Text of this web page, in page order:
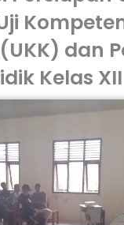
dan
Kelas XII